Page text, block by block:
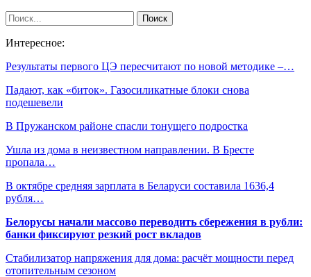
Интересное:
Результаты первого ЦЭ пересчитают по новой методике –…
Падают, как «биток». Газосиликатные блоки снова
подешевели
В Пружанском районе спасли тонущего подростка
Ушла из дома в неизвестном направлении. В Бресте
пропала…
В октябре средняя зарплата в Беларуси составила 1636,4
рубля…
Белорусы начали массово переводить сбережения в рубли:
банки фиксируют резкий рост вкладов
Стабилизатор напряжения для дома: расчёт мощности перед
отопительным сезоном